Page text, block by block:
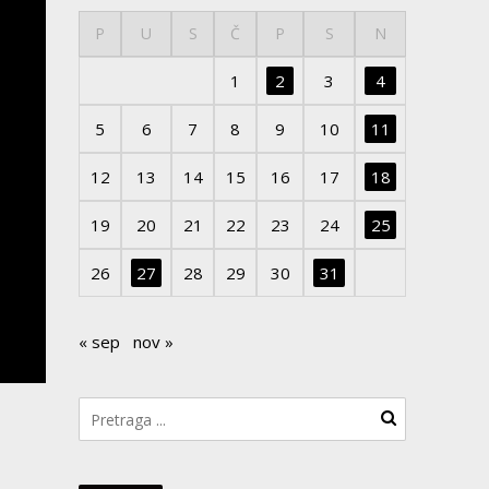
P U S Č P S N
1 2 3 4
5 6 7 8 9 10 11
12 13 14 15 16 17 18
19 20 21 22 23 24 25
26 27 28 29 30 31
« sep nov »